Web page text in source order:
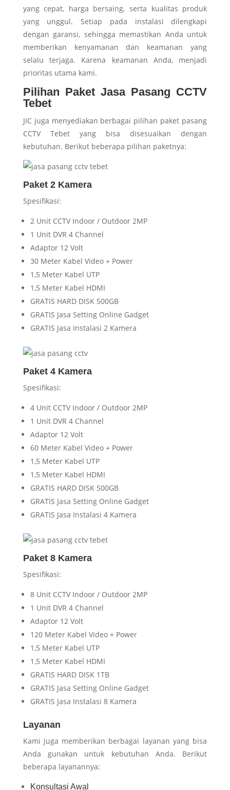
yang cepat, harga bersaing, serta kualitas produk
yang unggul. Setiap pada instalasi dilengkapi
dengan garansi, sehingga memastikan Anda untuk
memberikan kenyamanan dan keamanan yang
selalu terjaga. Karena keamanan Anda, menjadi
prioritas utama kami.
Pilihan Paket Jasa Pasang CCTV
Tebet
JIC juga menyediakan berbagai pilihan paket pasang
CCTV Tebet yang bisa disesuaikan dengan
kebutuhan. Berikut beberapa pilihan paketnya:
Paket 2 Kamera
Spesifikasi:
2 Unit CCTV Indoor / Outdoor 2MP
1 Unit DVR 4 Channel
Adaptor 12 Volt
30 Meter Kabel Video + Power
1,5 Meter Kabel UTP
1,5 Meter Kabel HDMI
GRATIS HARD DISK 500GB
GRATIS Jasa Setting Online Gadget
GRATIS Jasa Instalasi 2 Kamera
Paket 4 Kamera
Spesifikasi:
4 Unit CCTV Indoor / Outdoor 2MP
1 Unit DVR 4 Channel
Adaptor 12 Volt
60 Meter Kabel Video + Power
1,5 Meter Kabel UTP
1,5 Meter Kabel HDMI
GRATIS HARD DISK 500GB
GRATIS Jasa Setting Online Gadget
GRATIS Jasa Instalasi 4 Kamera
Paket 8 Kamera
Spesifikasi:
8 Unit CCTV Indoor / Outdoor 2MP
1 Unit DVR 4 Channel
Adaptor 12 Volt
120 Meter Kabel Video + Power
1,5 Meter Kabel UTP
1,5 Meter Kabel HDMI
GRATIS HARD DISK 1TB
GRATIS Jasa Setting Online Gadget
GRATIS Jasa Instalasi 8 Kamera
Layanan
Kami juga memberikan berbagai layanan yang bisa
Anda gunakan untuk kebutuhan Anda. Berikut
beberapa layanannya:
Konsultasi Awal